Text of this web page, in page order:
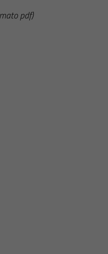
pdf)